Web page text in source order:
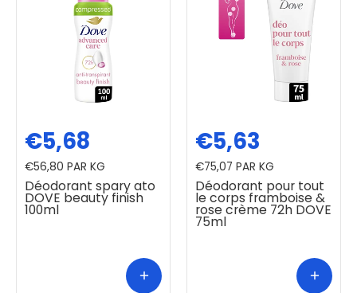
Déodorant spary ato
DOVE beauty finish
100ml
€5,68
€56,80 PAR KG
Déodorant pour tout
le corps framboise &
rose crème 72h DOVE
75ml
€5,63
€75,07 PAR KG